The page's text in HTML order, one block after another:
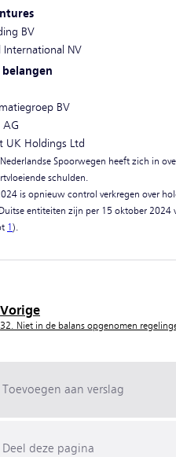
BV
International NV
BV
AG
UK Holdings Ltd
Spoorwegen heeft zich in
schulden.
is opnieuw control verkregen over
entiteiten zijn per 15 oktober
1 ).
Vorige
32. Niet in de balans opgenomen
Toevoegen aan verslag
Deel deze pagina